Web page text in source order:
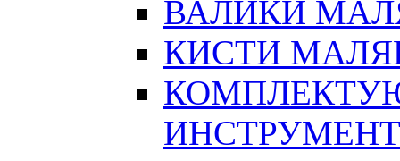
ВАЛИКИ
КИСТИ